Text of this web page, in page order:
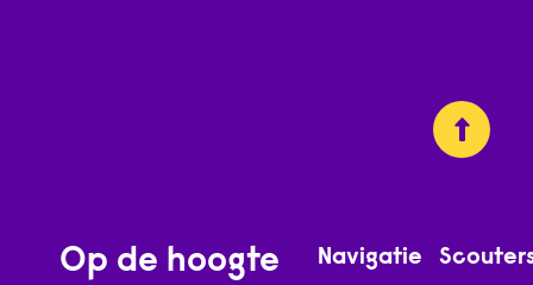
Op de hoogte
Navigatie